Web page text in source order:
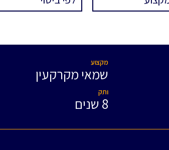
מקצוע
שמאי מקרקעין
ותק
8 שנים